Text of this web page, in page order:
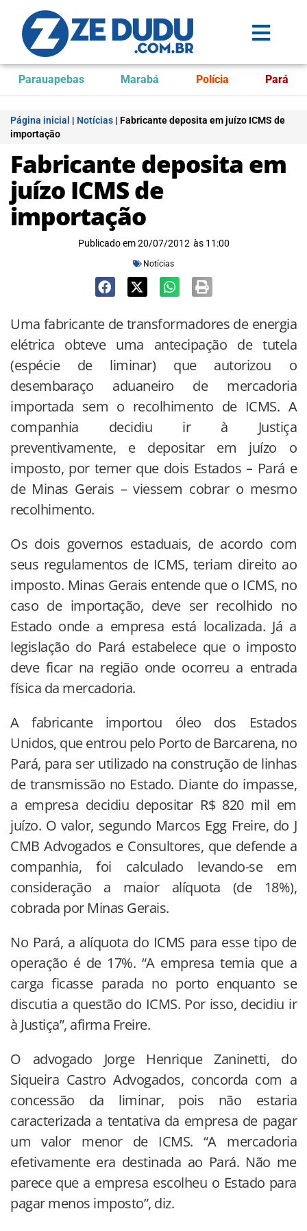
Parauapebas Marabá Polícia Pará
Página inicial | Notícias | Fabricante deposita em juízo ICMS de
importação
Fabricante deposita em
juízo ICMS de
importação
Publicado em 20/07/2012 às 11:00
Notícias
Uma fabricante de transformadores de energia
elétrica obteve uma antecipação de tutela
(espécie de liminar) que autorizou o
desembaraço aduaneiro de mercadoria
importada sem o recolhimento de ICMS. A
companhia decidiu ir à Justiça
preventivamente, e depositar em juízo o
imposto, por temer que dois Estados – Pará e
de Minas Gerais – viessem cobrar o mesmo
recolhimento.
Os dois governos estaduais, de acordo com
seus regulamentos de ICMS, teriam direito ao
imposto. Minas Gerais entende que o ICMS, no
caso de importação, deve ser recolhido no
Estado onde a empresa está localizada. Já a
legislação do Pará estabelece que o imposto
deve ficar na região onde ocorreu a entrada
física da mercadoria.
A fabricante importou óleo dos Estados
Unidos, que entrou pelo Porto de Barcarena, no
Pará, para ser utilizado na construção de linhas
de transmissão no Estado. Diante do impasse,
a empresa decidiu depositar R$ 820 mil em
juízo. O valor, segundo Marcos Egg Freire, do J
CMB Advogados e Consultores, que defende a
companhia, foi calculado levando-se em
consideração a maior alíquota (de 18%),
cobrada por Minas Gerais.
No Pará, a alíquota do ICMS para esse tipo de
operação é de 17%. “A empresa temia que a
carga ficasse parada no porto enquanto se
discutia a questão do ICMS. Por isso, decidiu ir
à Justiça”, afirma Freire.
O advogado Jorge Henrique Zaninetti, do
Siqueira Castro Advogados, concorda com a
concessão da liminar, pois não estaria
caracterizada a tentativa da empresa de pagar
um valor menor de ICMS. “A mercadoria
efetivamente era destinada ao Pará. Não me
parece que a empresa escolheu o Estado para
pagar menos imposto”, diz.